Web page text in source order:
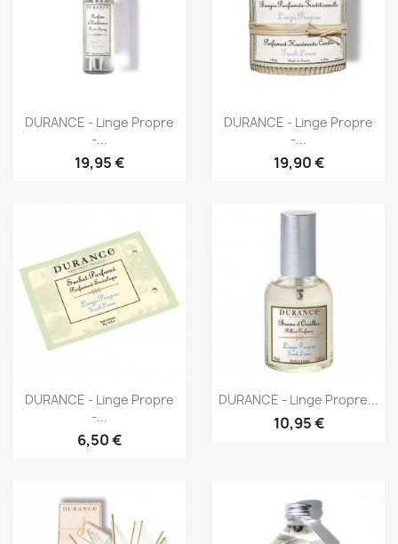
Aperçu rapide
DURANCE - Linge Propre
-...
19,95 €
Aperçu rapide
DURANCE - Linge Propre
-...
19,90 €
Aperçu rapide
DURANCE - Linge Propre
-...
6,50 €
Aperçu rapide
DURANCE - Linge Propre...
10,95 €